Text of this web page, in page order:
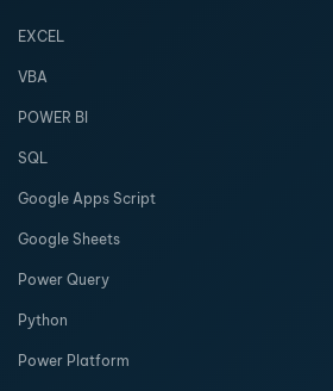
EXCEL
VBA
POWER BI
SQL
Google Apps Script
Google Sheets
Power Query
Python
Power Platform